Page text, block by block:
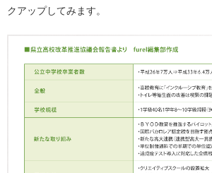
クアップしてみます。